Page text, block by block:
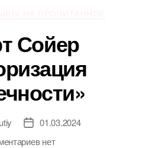
Сойер
Дата01.03.2024
к
нет